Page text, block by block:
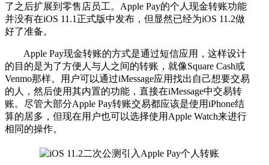
了之后扩展到零售店员工。Apple Pay的个人现金转账功能
并没有在iOS 11.1正式版中发布，但显然已经为iOS 11.2做
好了准备。
Apple Pay现金转账的方式是通过短信应用，这样设计
的目的是为了方便人与人之间的转账，就像Square Cash或
Venmo那样。用户可以通过iMessage应用找出自己想要交易
的人，然后使用其内置的功能，直接在iMessage中交易转
账。尽管大部分Apple Pay转账交易都应该是使用iPhone结
算的居多，但现在用户也可以选择使用Apple Watch来进行
相同的操作。